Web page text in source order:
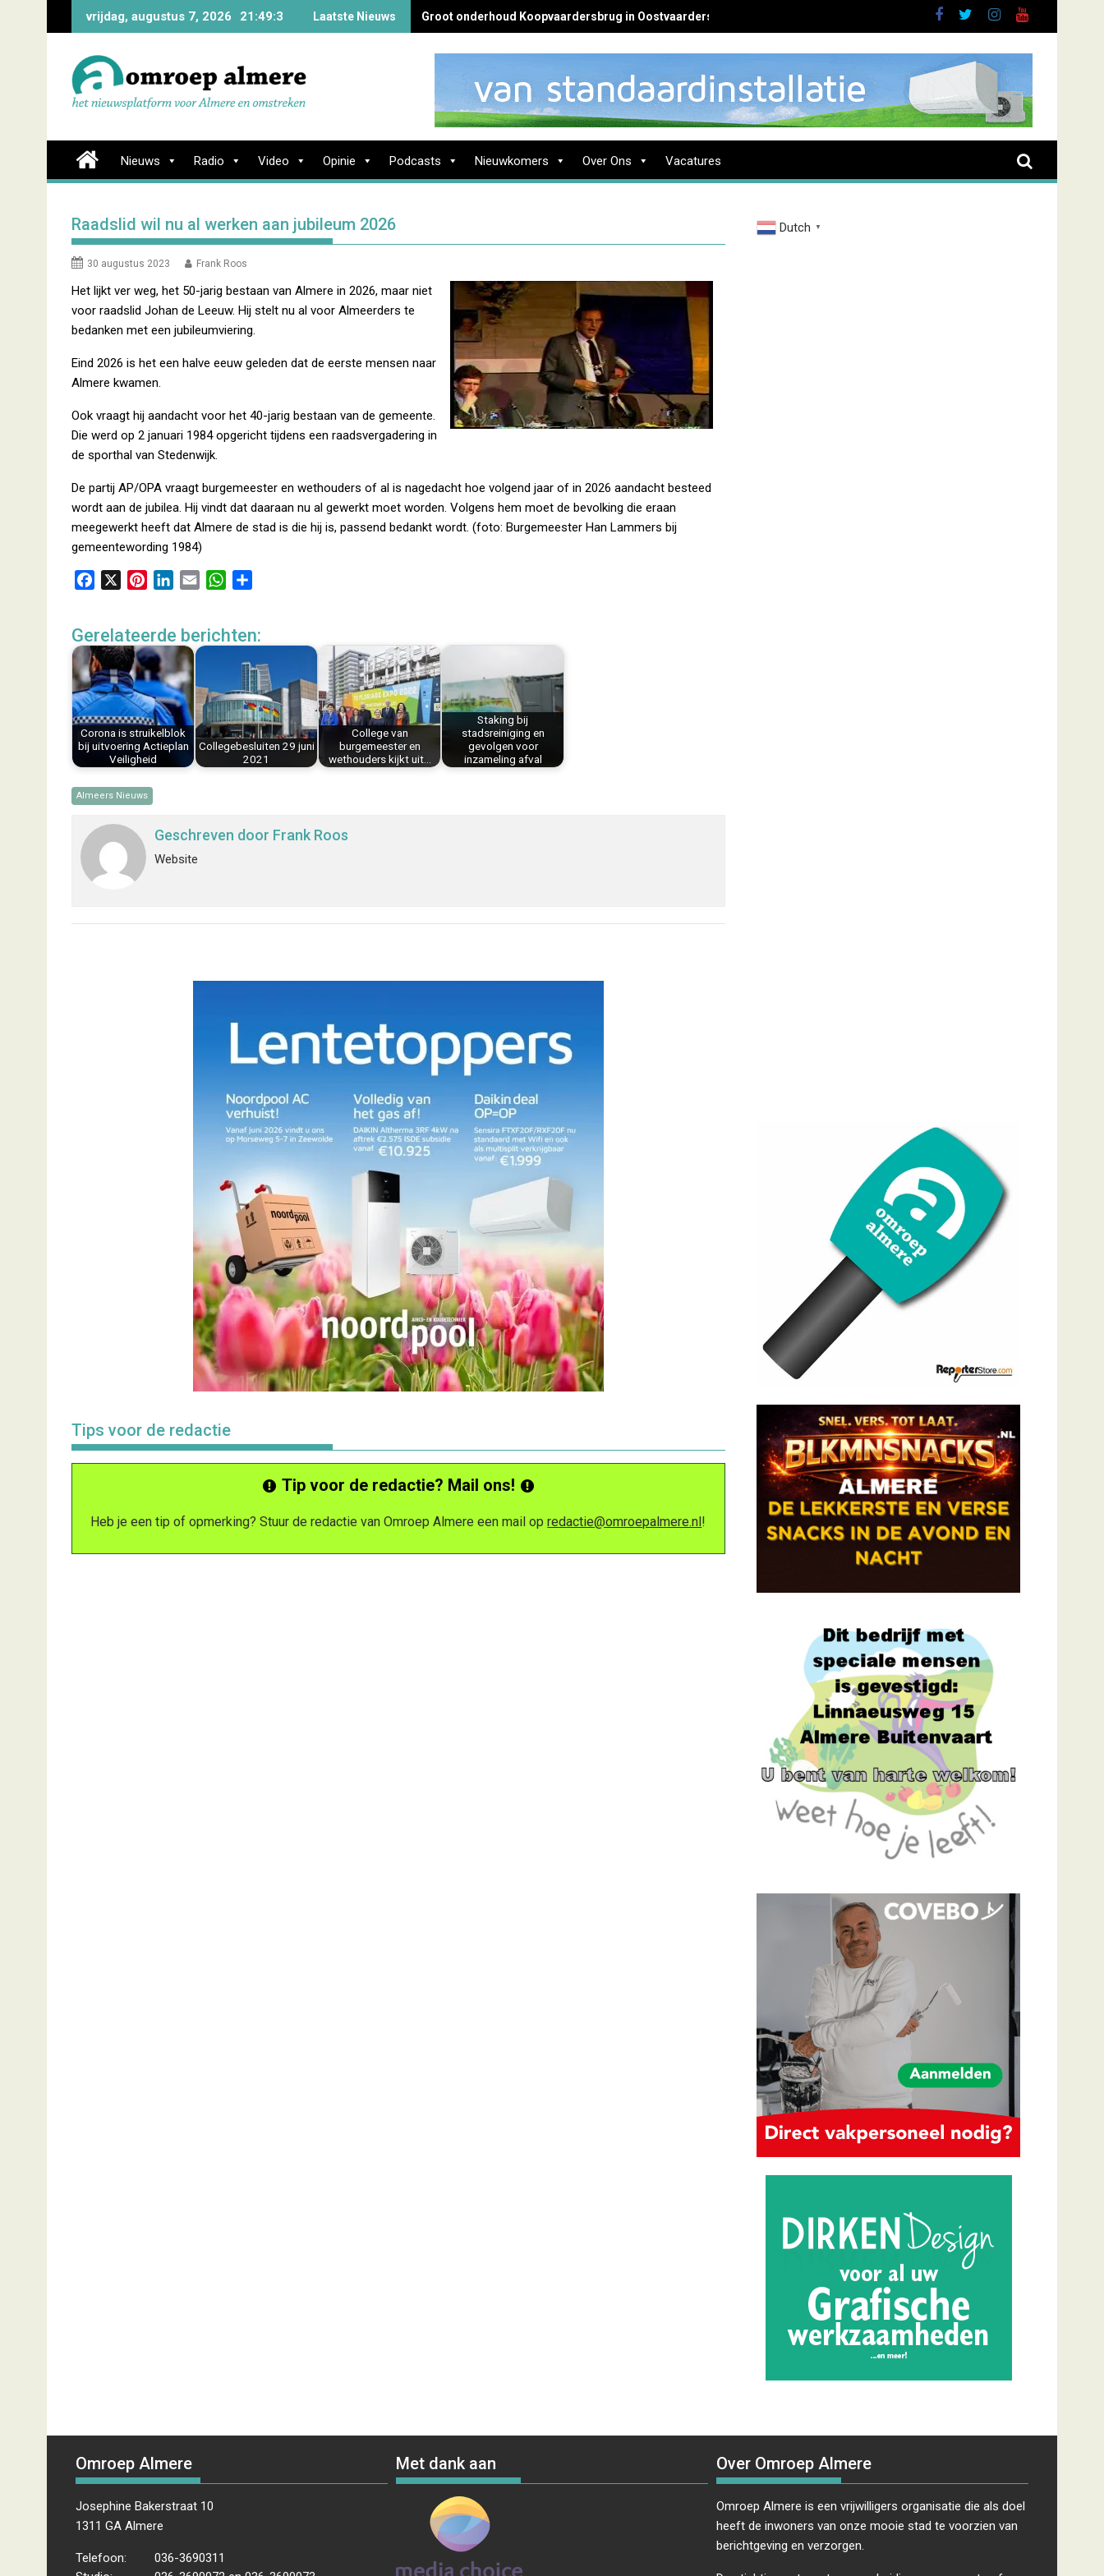
vrijdag, augustus 7, 2026 21:49:4 Laatste Nieuws Groot onderhoud Koopvaardersbrug in Oostvaardersbuurt
Nieuws Radio Video Opinie Podcasts Nieuwkomers Over Ons Vacatures
Raadslid wil nu al werken aan jubileum 2026
30 augustus 2023 Frank Roos
Het lijkt ver weg, het 50-jarig bestaan van Almere in 2026, maar niet
voor raadslid Johan de Leeuw. Hij stelt nu al voor Almeerders te
bedanken met een jubileumviering.
Eind 2026 is het een halve eeuw geleden dat de eerste mensen naar
Almere kwamen.
Ook vraagt hij aandacht voor het 40-jarig bestaan van de gemeente.
Die werd op 2 januari 1984 opgericht tijdens een raadsvergadering in
de sporthal van Stedenwijk.
De partij AP/OPA vraagt burgemeester en wethouders of al is nagedacht hoe volgend jaar of in 2026 aandacht besteed
wordt aan de jubilea. Hij vindt dat daaraan nu al gewerkt moet worden. Volgens hem moet de bevolking die eraan
meegewerkt heeft dat Almere de stad is die hij is, passend bedankt wordt. (foto: Burgemeester Han Lammers bij
gemeentewording 1984)
e
b
o
o
k
t
e
r
e
s
t
k
e
d
I
n
i
W
t
p
p
e
Gerelateerde berichten:
Corona is struikelblok
bij uitvoering Actieplan
Veiligheid
Collegebesluiten 29 juni
2021
College van
burgemeester en
wethouders kijkt uit…
Staking bij
stadsreiniging en
gevolgen voor
inzameling afval
Almeers Nieuws
Geschreven door Frank Roos
Website
Tips voor de redactie
Tip voor de redactie? Mail ons!
Heb je een tip of opmerking? Stuur de redactie van Omroep Almere een mail opredactie@omroepalmere.nl!
Dutch ▼
Omroep Almere
Josephine Bakerstraat 10
1311 GA Almere
Telefoon:
036-3690311
Met dank aan Over Omroep Almere
Omroep Almere is een vrijwilligers organisatie die als doel
heeft de inwoners van onze mooie stad te voorzien van
berichtgeving en verzorgen.